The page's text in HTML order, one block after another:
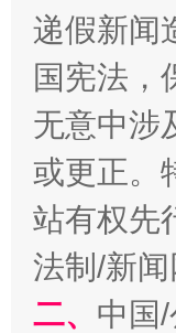
千年
递假新闻
国宪法，
无意中涉
或更正。
站有权先
法制/新
二、 中国